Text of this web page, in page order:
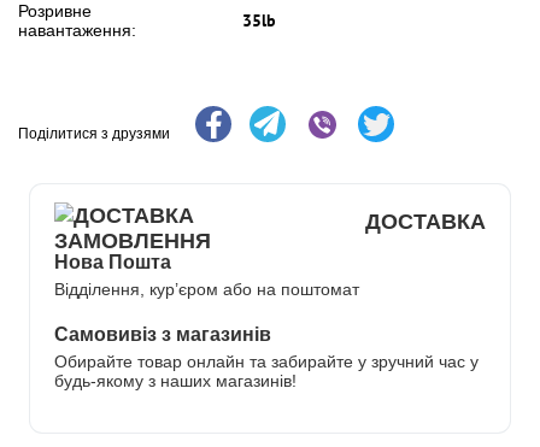
Розривне
навантаження:
35lb
Поділитися з друзями
ДОСТАВКА
Нова Пошта
Відділення, кур’єром або на поштомат
Самовивіз з магазинів
Обирайте товар онлайн та забирайте у зручний час у
будь-якому з наших магазинів!